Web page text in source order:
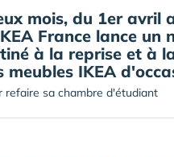
mois, du 1er avril
France lance un
à la reprise et à
meubles IKEA
refaire sa chambre d'étudiant